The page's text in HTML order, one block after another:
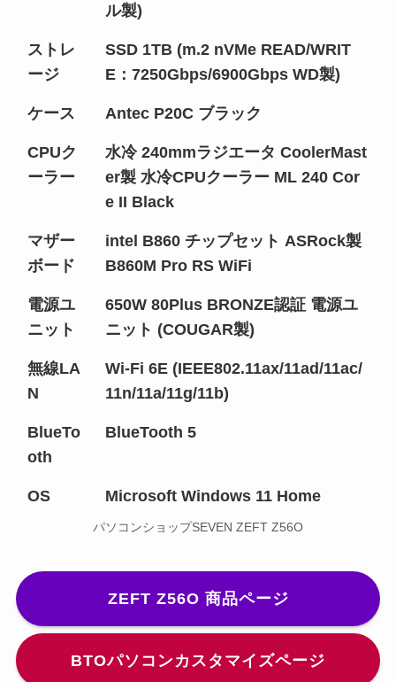
ル製)
ストレ
ージ
SSD 1TB (m.2 nVMe READ/WRIT
E：7250Gbps/6900Gbps WD製)
ケース Antec P20C ブラック
CPUク
ーラー
水冷 240mmラジエータ CoolerMast
er製 水冷CPUクーラー ML 240 Cor
e II Black
マザー
ボード
intel B860 チップセット ASRock製
B860M Pro RS WiFi
電源ユ
ニット
650W 80Plus BRONZE認証 電源ユ
ニット (COUGAR製)
無線LA
N
Wi-Fi 6E (IEEE802.11ax/11ad/11ac/
11n/11a/11g/11b)
BlueTo
oth
BlueTooth 5
OS Microsoft Windows 11 Home
パソコンショップSEVEN ZEFT Z56O
ZEFT Z56O 商品ページ
BTOパソコンカスタマイズページ